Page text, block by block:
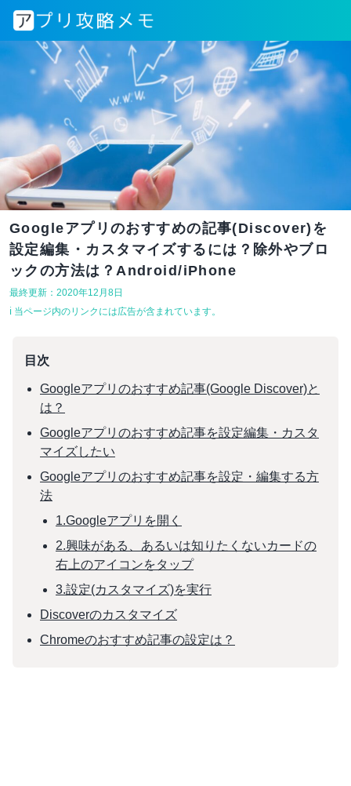
Googleアプリのおすすめの記事(Discover)を
設定編集・カスタマイズするには？除外やブロ
ックの方法は？Android/iPhone
最終更新：2020年12月8日
ℹ︎ 当ページ内のリンクには広告が含まれています。
目次
Googleアプリのおすすめ記事(Google Discover)と
は？
Googleアプリのおすすめ記事を設定編集・カスタ
マイズしたい
Googleアプリのおすすめ記事を設定・編集する方
法
1.Googleアプリを開く
2.興味がある、あるいは知りたくないカードの
右上のアイコンをタップ
3.設定(カスタマイズ)を実行
Discoverのカスタマイズ
Chromeのおすすめ記事の設定は？